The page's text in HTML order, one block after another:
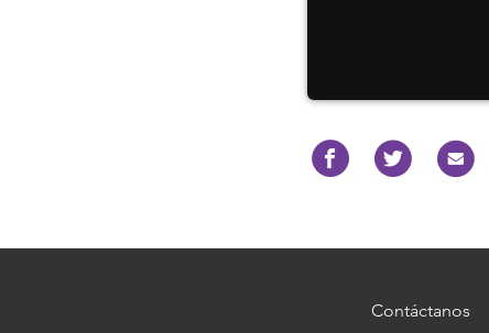
Contáctanos